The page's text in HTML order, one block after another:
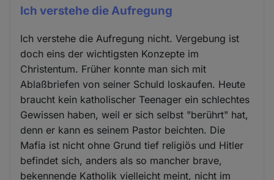
Ich verstehe die Aufregung
Ich verstehe die Aufregung nicht. Vergebung ist
doch eins der wichtigsten Konzepte im
Christentum. Früher konnte man sich mit
Ablaßbriefen von seiner Schuld loskaufen. Heute
braucht kein katholischer Teenager ein schlechtes
Gewissen haben, weil er sich selbst "berührt" hat,
denn er kann es seinem Pastor beichten. Die
Mafia ist nicht ohne Grund tief religiös und Hitler
befindet sich, anders als so mancher brave,
bekennende Katholik vielleicht meint, nicht im